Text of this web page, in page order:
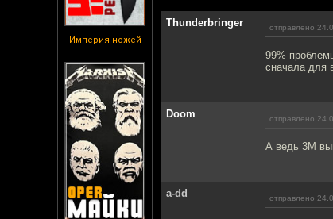
Империя ножей
Thunderbringer отправлено
99%
сначала для
Doom отправлено
А ведь 3М
a-dd отправлено